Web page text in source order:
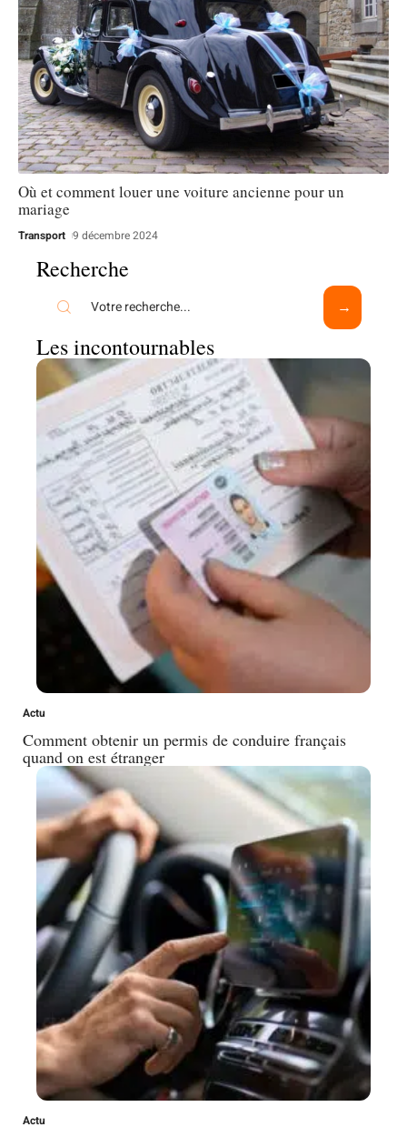
Où et comment louer une voiture ancienne pour un
mariage
Transport 9 décembre 2024
Recherche
Les incontournables
Actu
Comment obtenir un permis de conduire français
quand on est étranger
Actu